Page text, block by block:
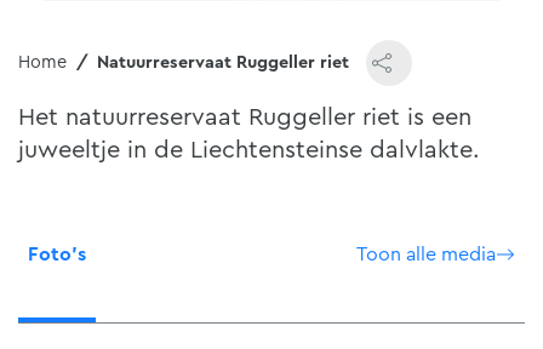
Home Natuurreservaat Ruggeller riet
Het natuurreservaat Ruggeller riet is een
juweeltje in de Liechtensteinse dalvlakte.
Foto's Toon alle media